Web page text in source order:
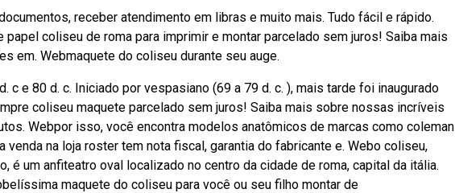
receber atendimento em libras e muito mais. Tudo fácil e rápido.
coliseu de roma para imprimir e montar parcelado sem juros! Saiba mais
em. Webmaquete do coliseu durante seu auge.
c e 80 d. c. Iniciado por vespasiano (69 a 79 d. c. ), mais tarde foi inaugurado
coliseu maquete parcelado sem juros! Saiba mais sobre nossas incríveis
Webpor isso, você encontra modelos anatômicos de marcas como coleman
na loja roster tem nota fiscal, garantia do fabricante e. Webo coliseu,
é um anfiteatro oval localizado no centro da cidade de roma, capital da itália.
maquete do coliseu para você ou seu filho montar de